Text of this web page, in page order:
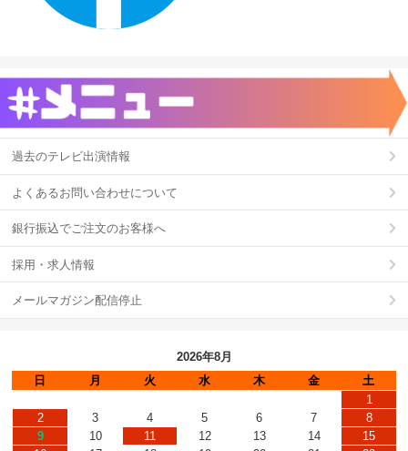
過去のテレビ出演情報
よくあるお問い合わせについて
銀行振込でご注文のお客様へ
採用・求人情報
メールマガジン配信停止
2026年8月
日
月 火 水 木 金
土
1
2
3 4 5 6 7
8
9
10 11 12 13 14
15